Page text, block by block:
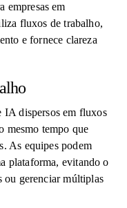
empresas em
fluxos de trabalho,
e fornece clareza
IA dispersos em fluxos
mesmo tempo que
As equipes podem
plataforma, evitando o
ou gerenciar múltiplas